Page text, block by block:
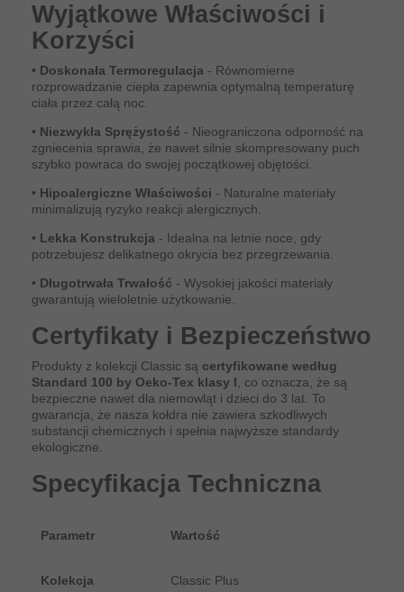
Wyjątkowe Właściwości i
Korzyści
• Doskonała Termoregulacja - Równomierne
rozprowadzanie ciepła zapewnia optymalną temperaturę
ciała przez całą noc.
• Niezwykła Sprężystość - Nieograniczona odporność na
zgniecenia sprawia, że nawet silnie skompresowany puch
szybko powraca do swojej początkowej objętości.
• Hipoalergiczne Właściwości - Naturalne materiały
minimalizują ryzyko reakcji alergicznych.
• Lekka Konstrukcja - Idealna na letnie noce, gdy
potrzebujesz delikatnego okrycia bez przegrzewania.
• Długotrwała Trwałość - Wysokiej jakości materiały
gwarantują wieloletnie użytkowanie.
Certyfikaty i Bezpieczeństwo
Produkty z kolekcji Classic są certyfikowane według
Standard 100 by Oeko-Tex klasy I, co oznacza, że są
bezpieczne nawet dla niemowląt i dzieci do 3 lat. To
gwarancja, że nasza kołdra nie zawiera szkodliwych
substancji chemicznych i spełnia najwyższe standardy
ekologiczne.
Specyfikacja Techniczna
Parametr Wartość
Kolekcja Classic Plus